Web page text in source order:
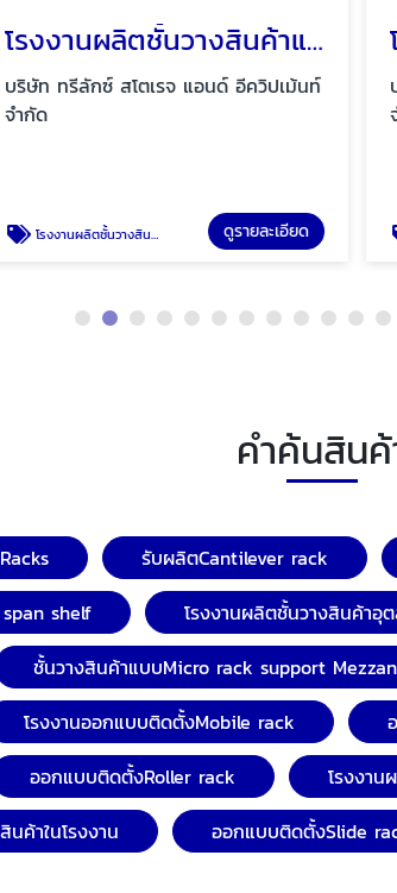
โรงงานผลิตชั้นวางสินค้าแบบ Long span shelf
ท ทรีลักซ์ สโตเรจ แอนด์ อีควิปเม้นท์
ด
โรงงานผลิตชั้นวางสินค้าแบบ Long span shelf ดูรายละเอียด
บริ
จำกัด
โ
คำค้นสินค้
รับผลิตCantilever rack
shelf
โรงงานผลิตชั้นวางสินค้า
ชั้นวางสินค้าแบบMicro rack support
โรงงานออกแบบติดตั้งMobile rack
ออกแบบติดตั้งRoller rack โรงงา
ค้าในโรงงาน
ออกแบบติดตั้งSlide